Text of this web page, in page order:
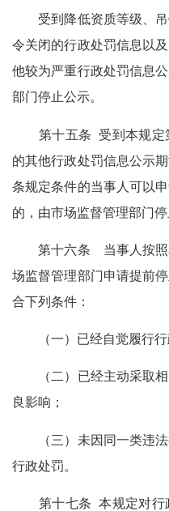
受到降低资质等级、吊
令关闭的行政处罚信息以
他较为严重行政处罚信息
部门停止公示。
第十五条 受到本规定
的其他行政处罚信息公示
条规定条件的当事人可以
的，由市场监督管理部门停
第十六条 当事人按照
场监督管理部门申请提前
合下列条件：
（一）已经自觉履行行
（二）已经主动采取相
良影响；
（三）未因同一类违法
行政处罚。
第十七条 本规定对行